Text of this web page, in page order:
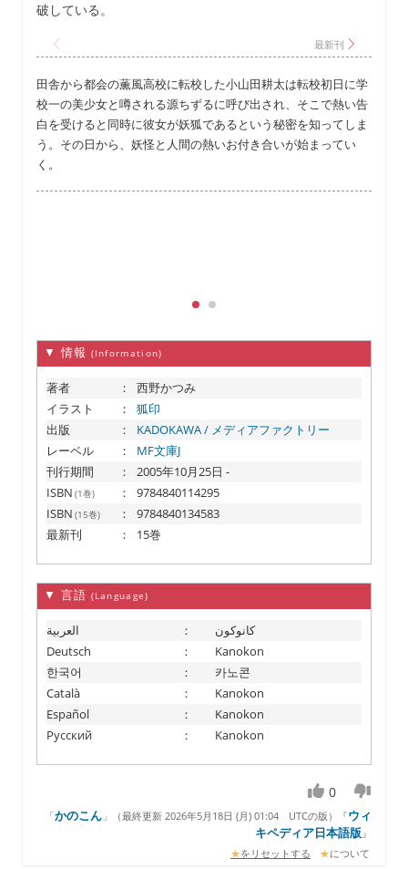
破している。
田舎から都会の薫風高校に転校した小山田耕太は転校初日に学
校一の美少女と噂される源ちずるに呼び出され、そこで熱い告
白を受けると同時に彼女が妖狐であるという秘密を知ってしま
う。その日から、妖怪と人間の熱いお付き合いが始まってい
く。
▼ 情報 (Information)
著者 ：
西野かつみ
イラスト
：
狐印
出版
：
KADOKAWA / メディアファクトリー
レーベル
：
MF文庫J
刊行期間
：
2005年10月25日 -
ISBN (1巻) ：
9784840114295
ISBN (15巻) ：
9784840134583
最新刊
： 15巻
▼ 言語 (Language)
العربية ：
كانوكون
Deutsch
：
Kanokon
한국어
：
카노콘
Català
：
Kanokon
Español
：
Kanokon
Русский
： Kanokon
0
「かのこん 」（最終更新 2026年5月18日 (月) 01:04 UTCの版）『ウィ
キペディア日本語版』
★をリセットする ★について